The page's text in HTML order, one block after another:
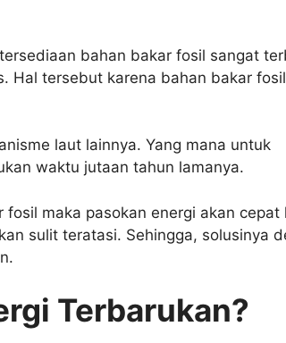
bahan bakar fosil sangat
Hal tersebut karena bahan bakar
laut lainnya. Yang mana untuk
waktu jutaan tahun lamanya.
maka pasokan energi akan cepat
sulit teratasi. Sehingga, solusinya
Terbarukan?